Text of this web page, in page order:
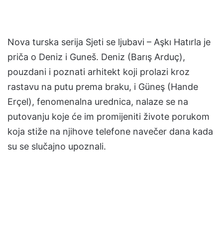
Nova turska serija Sjeti se ljubavi – Aşkı Hatırla je
priča o Deniz i Guneš. Deniz (Barış Arduç),
pouzdani i poznati arhitekt koji prolazi kroz
rastavu na putu prema braku, i Güneş (Hande
Erçel), fenomenalna urednica, nalaze se na
putovanju koje će im promijeniti živote porukom
koja stiže na njihove telefone navečer dana kada
su se slučajno upoznali.